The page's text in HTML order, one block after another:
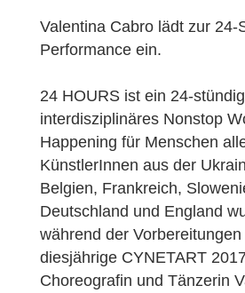
Valentina Cabro lädt zur 24-
Performance ein.
24 HOURS ist ein 24-
interdisziplinäres Nonstop
Happening für Menschen
KünstlerInnen aus der
Belgien, Frankreich,
Deutschland und England
während der
diesjährige CYNETART
Choreografin und Tänzerin